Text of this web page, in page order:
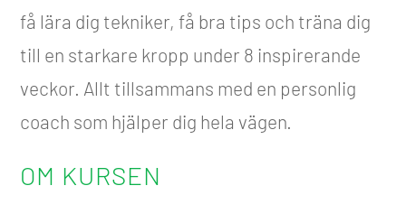
få lära dig tekniker, få bra tips och träna dig
till en starkare kropp under 8 inspirerande
veckor. Allt tillsammans med en personlig
coach som hjälper dig hela vägen.
OM KURSEN